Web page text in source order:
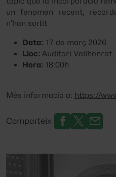
un fenomen recent,
n’han sortit.
Data: 17 de març 2026
Lloc: Auditori Vallhonrat.
Hora: 18:00h
Més informació a: https://
Comparteix